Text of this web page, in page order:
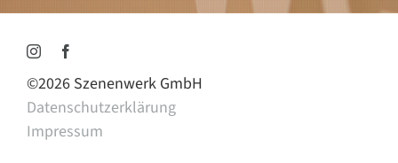
©2026 Szenenwerk GmbH
Datenschutzerklärung
Impressum